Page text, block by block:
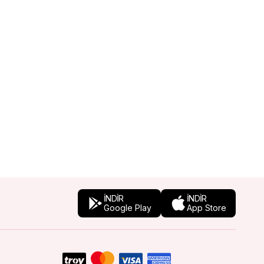
İNDİR
Google Play
İNDİR
App Store